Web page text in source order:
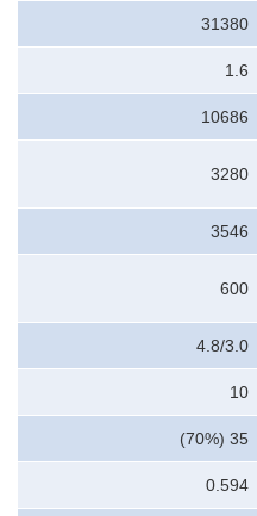
31380
1.6
10686
3280
3546
600
4.8/3.0
10
35 (70%)
0.594